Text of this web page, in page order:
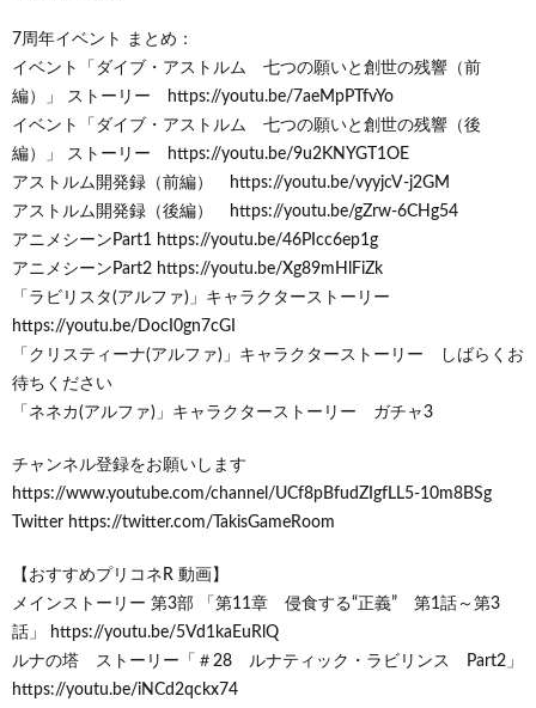
7周年イベント まとめ：
イベント「ダイブ・アストルム 七つの願いと創世の残響（前
編）」 ストーリー https://youtu.be/7aeMpPTfvYo
イベント「ダイブ・アストルム 七つの願いと創世の残響（後
編）」 ストーリー https://youtu.be/9u2KNYGT1OE
アストルム開発録（前編） https://youtu.be/vyyjcV-j2GM
アストルム開発録（後編） https://youtu.be/gZrw-6CHg54
アニメシーンPart1 https://youtu.be/46PIcc6ep1g
アニメシーンPart2 https://youtu.be/Xg89mHlFiZk
「ラビリスタ(アルファ)」キャラクターストーリー
https://youtu.be/DocI0gn7cGI
「クリスティーナ(アルファ)」キャラクターストーリー しばらくお
待ちください
「ネネカ(アルファ)」キャラクターストーリー ガチャ3
チャンネル登録をお願いします
https://www.youtube.com/channel/UCf8pBfudZIgfLL5-10m8BSg
Twitter https://twitter.com/TakisGameRoom
【おすすめプリコネR 動画】
メインストーリー 第3部 「第11章 侵食する“正義” 第1話～第3
話」 https://youtu.be/5Vd1kaEuRlQ
ルナの塔 ストーリー「＃28 ルナティック・ラビリンス Part2」
https://youtu.be/iNCd2qckx74